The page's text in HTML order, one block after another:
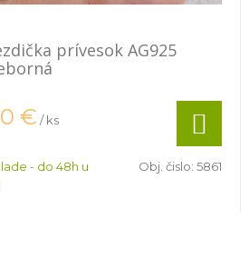
prívesok AG925
€ / ks
- do 48h u
Obj. čislo: 5861